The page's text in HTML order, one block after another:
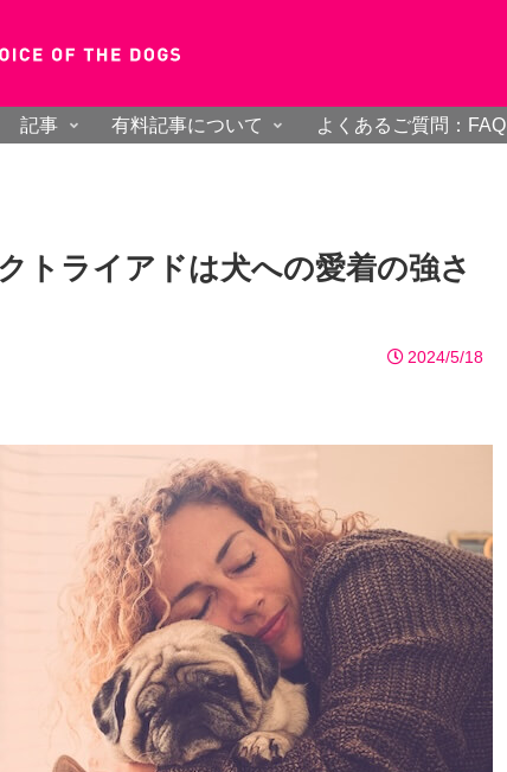
記事 有料記事について よくあるご質問：FAQ
トライアドは犬への愛着の強さ
2024/5/18